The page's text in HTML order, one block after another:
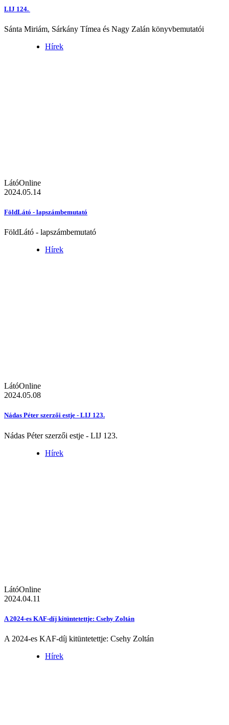
LIJ 124.
Sánta Miriám, Sárkány Tímea és Nagy Zalán könyvbemutatói
Hírek
LátóOnline
2024.05.14
FöldLátó - lapszámbemutató
FöldLátó - lapszámbemutató
Hírek
LátóOnline
2024.05.08
Nádas Péter szerzői estje - LIJ 123.
Nádas Péter szerzői estje - LIJ 123.
Hírek
LátóOnline
2024.04.11
A 2024-es KAF-díj kitüntetettje: Csehy Zoltán
A 2024-es KAF-díj kitüntetettje: Csehy Zoltán
Hírek